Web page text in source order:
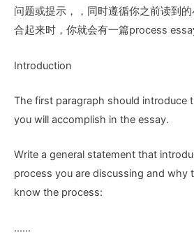
问题或提示，，同时遵循你之前读到
合起来时，你就会有一篇process
Introduction
The first paragraph should introduce
you will accomplish in the essay.
Write a general statement that
process you are discussing and why
know the process:
……